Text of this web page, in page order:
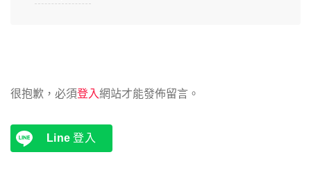
很抱歉，必須登入網站才能發佈留言。
Line 登入